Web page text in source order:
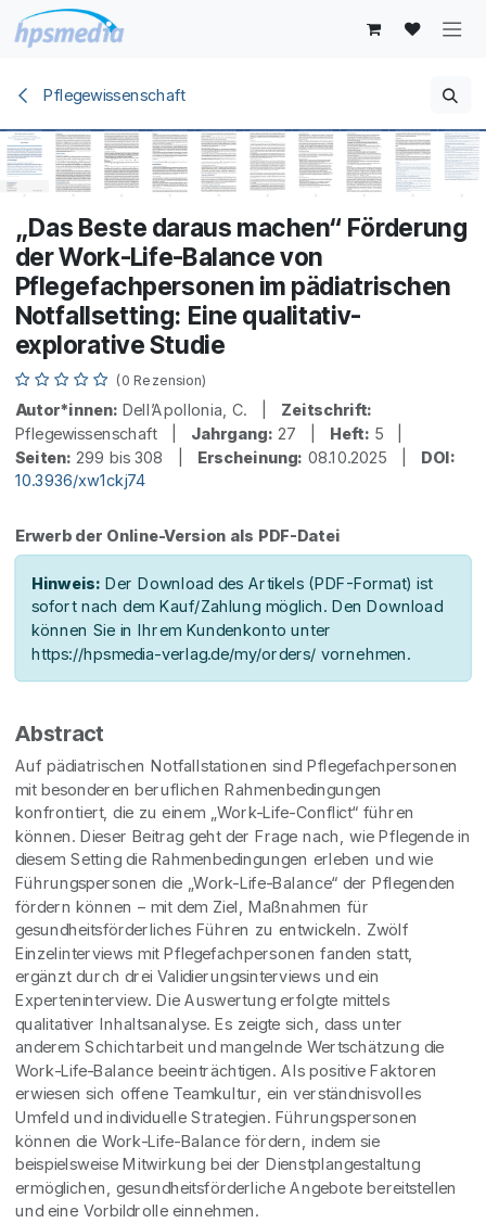
Zum Inhalt springen
Pflegewissenschaft
„Das Beste daraus machen“ Förderung
der Work-Life-Balance von
Pflegefachpersonen im pädiatrischen
Notfallsetting: Eine qualitativ-
explorative Studie
(0 Rezension)
Autor*innen: Dell’Apollonia, C. | Zeitschrift:
Pflegewissenschaft | Jahrgang: 27 | Heft: 5 |
Seiten: 299 bis 308 | Erscheinung: 08.10.2025 | DOI:
10.3936/xw1ckj74
Erwerb der Online-Version als PDF-Datei
Hinweis: Der Download des Artikels (PDF-Format) ist
sofort nach dem Kauf/Zahlung möglich. Den Download
können Sie in Ihrem Kundenkonto unter
https://hpsmedia-verlag.de/my/orders/ vornehmen.
Abstract
Auf pädiatrischen Notfallstationen sind Pflegefachpersonen
mit besonderen beruflichen Rahmenbedingungen
konfrontiert, die zu einem „Work-Life-Conflict“ führen
können. Dieser Beitrag geht der Frage nach, wie Pflegende in
diesem Setting die Rahmenbedingungen erleben und wie
Führungspersonen die „Work-Life-Balance“ der Pflegenden
fördern können – mit dem Ziel, Maßnahmen für
gesundheitsförderliches Führen zu entwickeln. Zwölf
Einzelinterviews mit Pflegefachpersonen fanden statt,
ergänzt durch drei Validierungsinterviews und ein
Experteninterview. Die Auswertung erfolgte mittels
qualitativer Inhaltsanalyse. Es zeigte sich, dass unter
anderem Schichtarbeit und mangelnde Wertschätzung die
Work-Life-Balance beeinträchtigen. Als positive Faktoren
erwiesen sich offene Teamkultur, ein verständnisvolles
Umfeld und individuelle Strategien. Führungspersonen
können die Work-Life-Balance fördern, indem sie
beispielsweise Mitwirkung bei der Dienstplangestaltung
ermöglichen, gesundheitsförderliche Angebote bereitstellen
und eine Vorbildrolle einnehmen.